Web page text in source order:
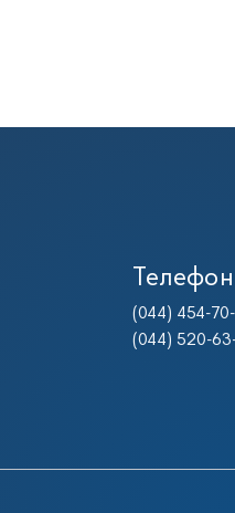
(044) 454-
(044) 520-